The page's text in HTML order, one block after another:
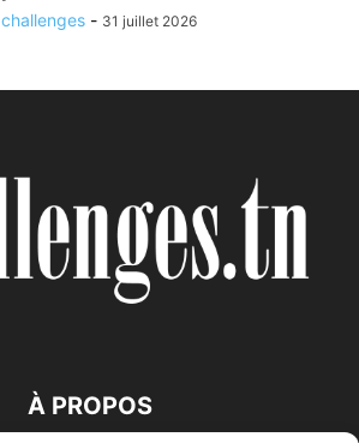
challenges - 31 juillet 2026
À PROPOS